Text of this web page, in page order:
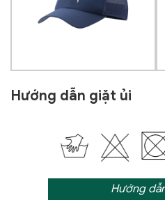
Hướng dẫn giặt ủi
Hướng